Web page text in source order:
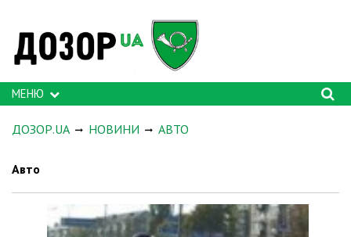
МЕНЮ
ДОЗОР.UA НОВИНИ АВТО
Авто